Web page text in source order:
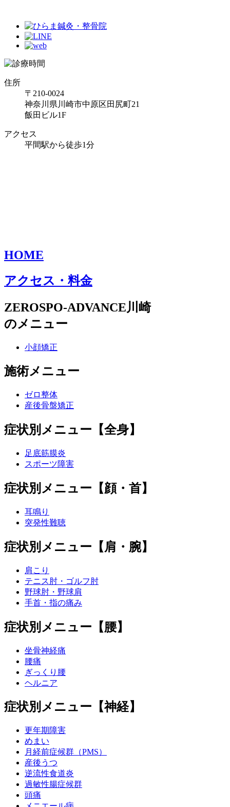
住所
〒210-0024
神奈川県川崎市中原区田尻町21
飯田ビル1F
アクセス
平間駅から徒歩1分
HOME
アクセス・料金
ZEROSPO-ADVANCE川崎
のメニュー
小顔矯正
施術メニュー
ゼロ整体
産後骨盤矯正
症状別メニュー【全身】
足底筋膜炎
スポーツ障害
症状別メニュー【顔・首】
耳鳴り
突発性難聴
症状別メニュー【肩・腕】
肩こり
テニス肘・ゴルフ肘
野球肘・野球肩
手首・指の痛み
症状別メニュー【腰】
坐骨神経痛
腰痛
ぎっくり腰
ヘルニア
症状別メニュー【神経】
更年期障害
めまい
月経前症候群（PMS）
産後うつ
逆流性食道炎
過敏性腸症候群
頭痛